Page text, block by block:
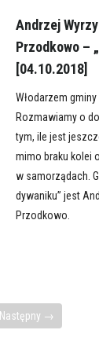
Andrzej
Przodkowo –
[04.10.2018]
Włodarzem
Rozmawiamy o
tym, ile jest
mimo braku kolei
w samorządach.
dywaniku” jest
Przodkowo.
Następny →